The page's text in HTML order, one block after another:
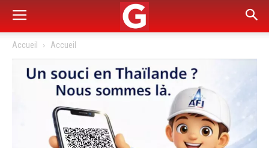
Accueil Accueil